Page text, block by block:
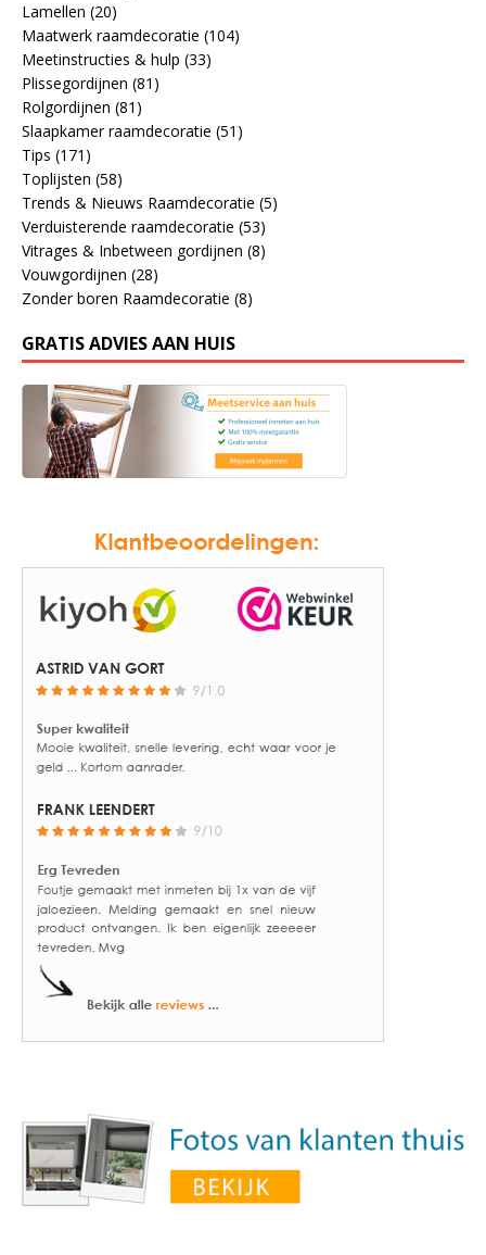
Lamellen (20)
Maatwerk raamdecoratie (104)
Meetinstructies & hulp (33)
Plissegordijnen (81)
Rolgordijnen (81)
Slaapkamer raamdecoratie (51)
Tips (171)
Toplijsten (58)
Trends & Nieuws Raamdecoratie (5)
Verduisterende raamdecoratie (53)
Vitrages & Inbetween gordijnen (8)
Vouwgordijnen (28)
Zonder boren Raamdecoratie (8)
GRATIS ADVIES AAN HUIS